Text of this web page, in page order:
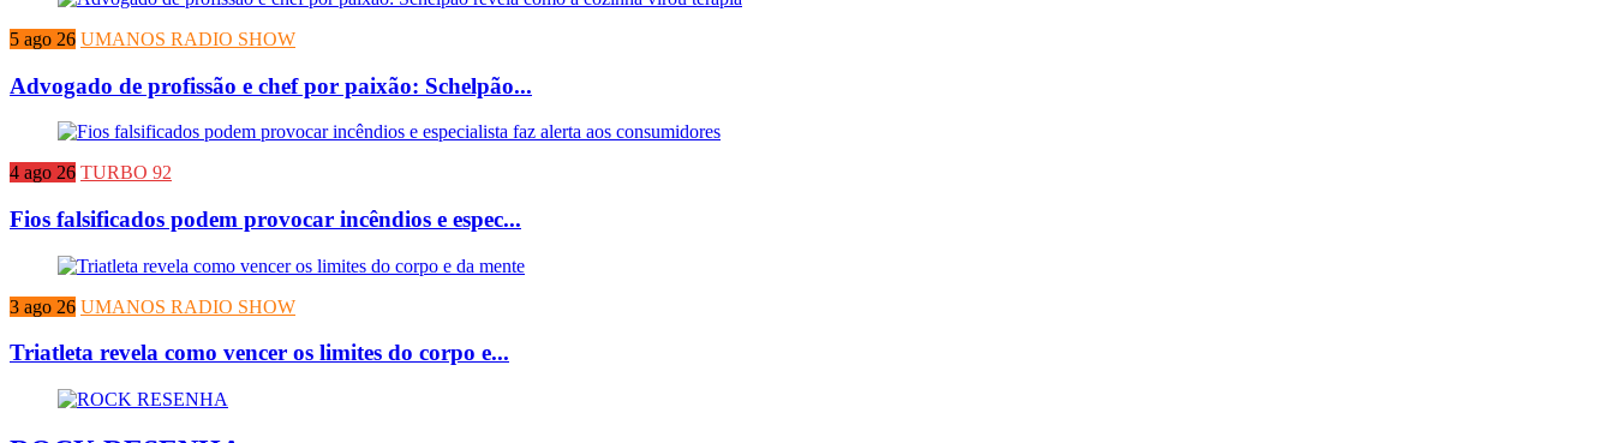
5 ago 26 UMANOS RADIO SHOW
Advogado de profissão e chef por paixão: Schelpão...
4 ago 26 TURBO 92
Fios falsificados podem provocar incêndios e espec...
3 ago 26 UMANOS RADIO SHOW
Triatleta revela como vencer os limites do corpo e...